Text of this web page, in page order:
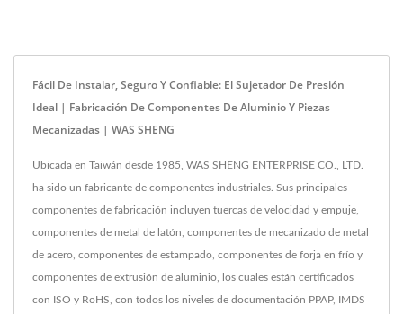
Fácil De Instalar, Seguro Y Confiable: El Sujetador De Presión
Ideal | Fabricación De Componentes De Aluminio Y Piezas
Mecanizadas | WAS SHENG
Ubicada en Taiwán desde 1985, WAS SHENG ENTERPRISE CO., LTD.
ha sido un fabricante de componentes industriales. Sus principales
componentes de fabricación incluyen tuercas de velocidad y empuje,
componentes de metal de latón, componentes de mecanizado de metal
de acero, componentes de estampado, componentes de forja en frío y
componentes de extrusión de aluminio, los cuales están certificados
con ISO y RoHS, con todos los niveles de documentación PPAP, IMDS